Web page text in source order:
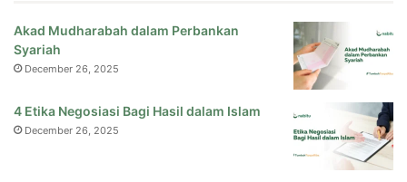
Akad Mudharabah dalam Perbankan
Syariah
December 26, 2025
4 Etika Negosiasi Bagi Hasil dalam Islam
December 26, 2025